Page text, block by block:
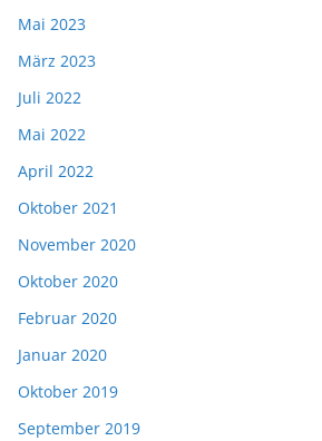
Mai 2023
März 2023
Juli 2022
Mai 2022
April 2022
Oktober 2021
November 2020
Oktober 2020
Februar 2020
Januar 2020
Oktober 2019
September 2019